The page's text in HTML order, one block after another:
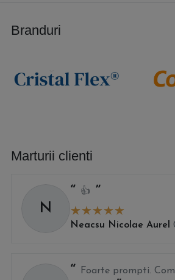
Branduri
Marturii clienti
N
👍
Neacsu Nicolae Aurel
Foarte prompti.